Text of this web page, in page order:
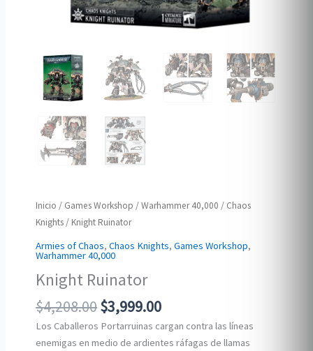
Inicio / Games Workshop /Warhammer 40,000 / Chaos
Knights / Knight Ruinator
Armies of Chaos,Chaos Knights,Games Workshop,
Warhammer 40,000
Knight Ruinator
$4,208.00Original
price
was:
$3,999.00Current
price
is:
Los Caballeros Portarruinas cargan contra las líneas
enemigas en medio de ardientes ráfagas de llamas